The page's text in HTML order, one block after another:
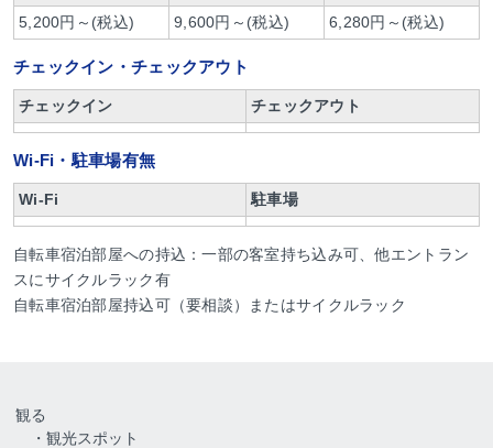
5,200円～(税込)
9,600円～(税込) 6,280円～(税込)
チェックイン・チェックアウト
チェックイン チェックアウト
Wi-Fi・駐車場有無
Wi-Fi 駐車場
自転車宿泊部屋への持込：一部の客室持ち込み可、他エントラン
スにサイクルラック有
自転車宿泊部屋持込可（要相談）またはサイクルラック
観る
観光スポット